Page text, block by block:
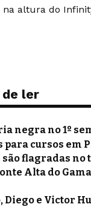
altura do
de ler
negra no 1º
para cursos em
flagradas no
Alta do
e Victor